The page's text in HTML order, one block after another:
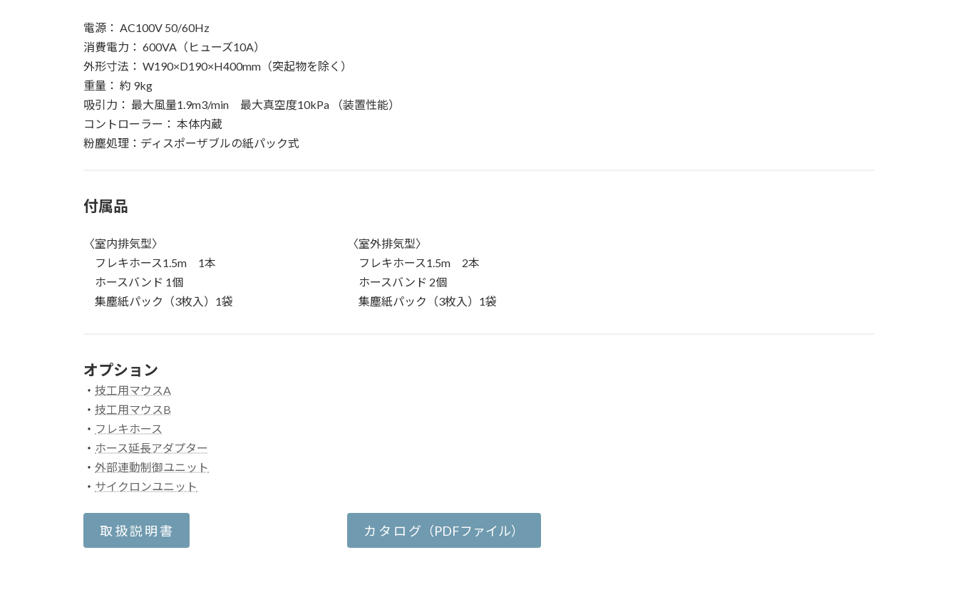
電源： AC100V 50/60Hz
消費電力： 600VA（ヒューズ10A）
外形寸法： W190×D190×H400mm（突起物を除く）
重量： 約 9kg
吸引力： 最大風量1.9m3/min 最大真空度10kPa （装置性能）
コントローラー： 本体内蔵
粉塵処理：ディスポーザブルの紙パック式
付属品
〈室内排気型〉
フレキホース1.5m 1本
ホースバンド 1個
集塵紙パック（3枚入）1袋
〈室外排気型〉
フレキホース1.5m 2本
ホースバンド 2個
集塵紙パック（3枚入）1袋
オプション
・ 技工用マウスA
・ 技工用マウスB
・ フレキホース
・ ホース延長アダプター
・ 外部連動制御ユニット
・ サイクロンユニット
取 扱 説 明 書 カ タ ロ グ（PDFファイル）